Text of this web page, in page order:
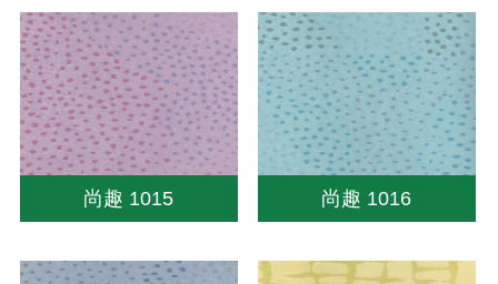
尚趣 1015 尚趣 1016